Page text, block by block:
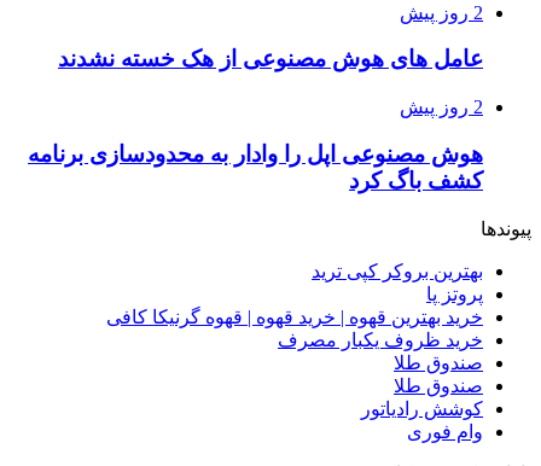
2 روز پیش
عامل های هوش مصنوعی از هک خسته نشدند
2 روز پیش
هوش مصنوعی اپل را وادار به محدودسازی برنامه
کشف باگ کرد
پیوندها
بهترین بروکر کپی ترید
پروتز پا
خرید بهترین قهوه | خرید قهوه | قهوه گرنیکا کافی
خرید ظروف یکبار مصرف
صندوق طلا
صندوق طلا
کوشش رادیاتور
وام فوری